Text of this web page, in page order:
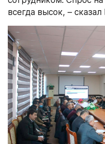
всегда высок, –